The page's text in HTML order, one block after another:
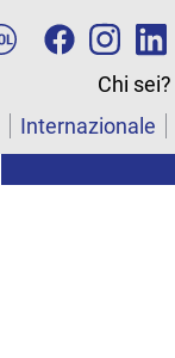
Chi sei?
Internazionale